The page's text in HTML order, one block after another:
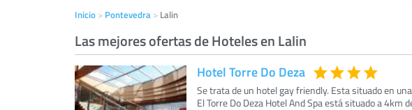
Inicio Pontevedra Lalin
Las mejores ofertas de Hoteles en Lalin
Hotel Torre Do Deza
Se trata de un hotel gay friendly. Esta situado en
El Torre Do Deza Hotel And Spa está situado a 4km